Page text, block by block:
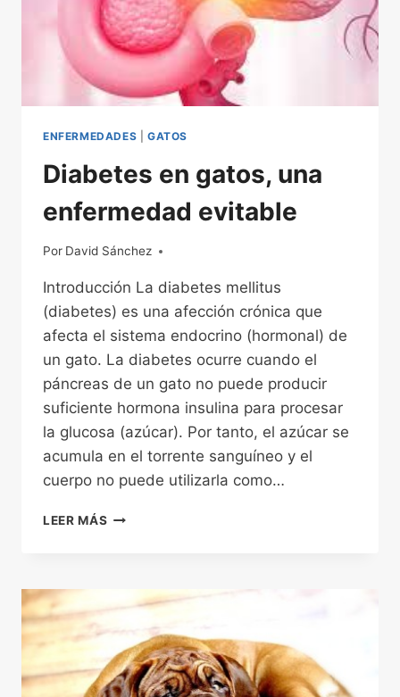
ENFERMEDADES GATOS
Diabetes en gatos, una
enfermedad evitable
Por David Sánchez
01/12/2022
Introducción La diabetes mellitus
(diabetes) es una afección crónica que
afecta el sistema endocrino (hormonal) de
un gato. La diabetes ocurre cuando el
páncreas de un gato no puede producir
suficiente hormona insulina para procesar
la glucosa (azúcar). Por tanto, el azúcar se
acumula en el torrente sanguíneo y el
cuerpo no puede utilizarla como…
LEER MÁS DIABETES
ENFERMEDAD
EVITABLE